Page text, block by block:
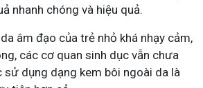
nhanh chóng và hiệu quả.
âm đạo của trẻ nhỏ khá nhạy cảm,
các cơ quan sinh dục vẫn chưa
sử dụng dạng kem bôi ngoài da là